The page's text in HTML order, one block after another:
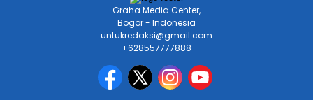
Graha Media Center,
Bogor - Indonesia
untukredaksi@gmail.com
+628557777888